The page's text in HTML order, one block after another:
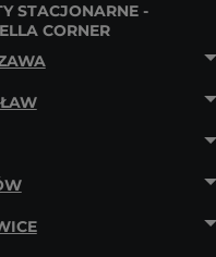
STACJONARNE -
CORNER